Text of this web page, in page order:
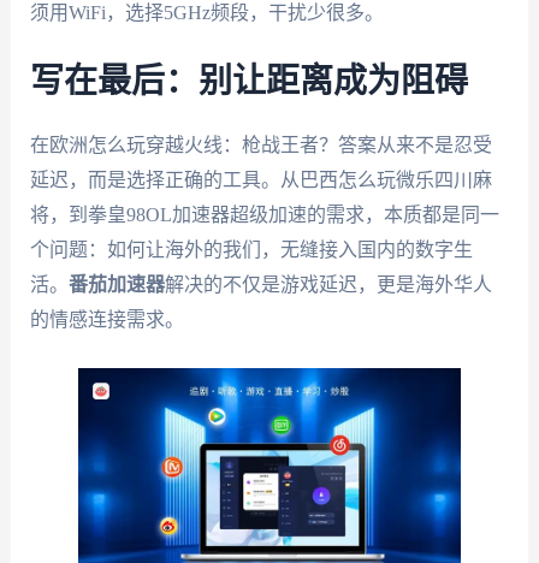
须用WiFi，选择5GHz频段，干扰少很多。
写在最后：别让距离成为阻碍
在欧洲怎么玩穿越火线：枪战王者？答案从来不是忍受
延迟，而是选择正确的工具。从巴西怎么玩微乐四川麻
将，到拳皇98OL加速器超级加速的需求，本质都是同一
个问题：如何让海外的我们，无缝接入国内的数字生
活。 番茄加速器解决的不仅是游戏延迟，更是海外华人
的情感连接需求。